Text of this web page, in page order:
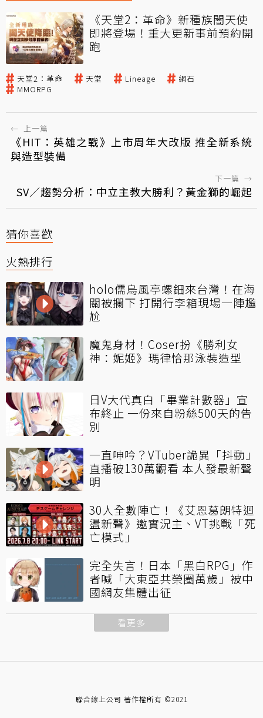
《天堂2：革命》新種族闇天使
即將登場！重大更新事前預約開
跑
天堂2：革命 天堂 Lineage
網石
MMORPG
← 上一篇
《HIT：英雄之戰》上市周年大改版 推全新系統
與造型裝備
下一篇 →
SV／趨勢分析：中立主教大勝利？黃金獅的崛起
猜你喜歡
火熱排行
holo儒烏風亭螺鈿來台灣！在海
關被攔下 打開行李箱現場一陣尷
尬
魔鬼身材！Coser扮《勝利女
神：妮姬》瑪律恰那泳裝造型
日V大代真白「畢業計數器」宣
布終止 一份來自粉絲500天的告
別
一直呻吟？VTuber詭異「抖動」
直播破130萬觀看 本人發最新聲
明
30人全數陣亡！《艾恩葛朗特迴
盪新聲》邀實況主、VT挑戰「死
亡模式」
完全失言！日本「黑白RPG」作
者喊「大東亞共榮圈萬歲」被中
國網友集體出征
看更多
聯合線上公司 著作權所有 ©2021